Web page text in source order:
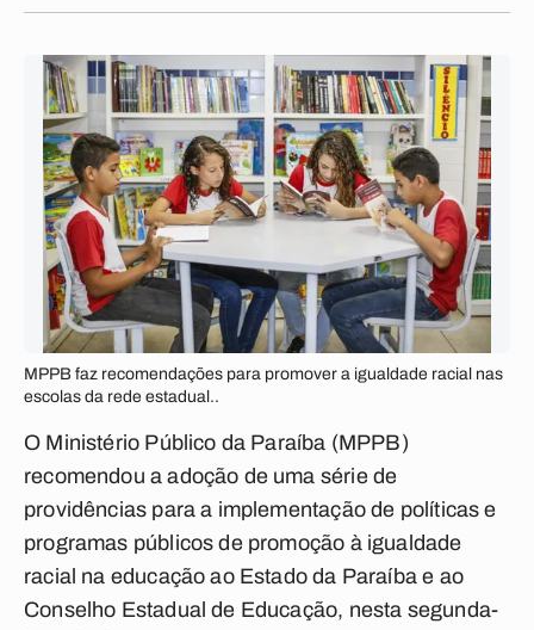
MPPB faz recomendações para promover a igualdade racial nas
escolas da rede estadual..
O Ministério Público da Paraíba (MPPB)
recomendou a adoção de uma série de
providências para a implementação de políticas e
programas públicos de promoção à igualdade
racial na educação ao Estado da Paraíba e ao
Conselho Estadual de Educação, nesta segunda-